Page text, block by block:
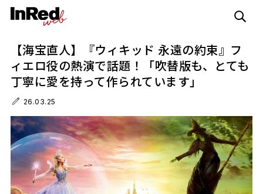
【海宝直人】『ウィキッド 永遠の約束』フ
ィエロ役の熱演で話題！「吹替版も、とても
丁寧に愛を持って作られています」
26.03.25